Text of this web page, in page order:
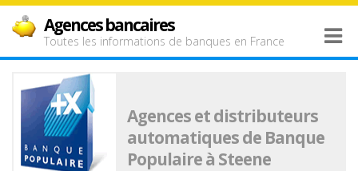
Agences bancaires
Toutes les informations de banques en France
Agences et distributeurs
automatiques de Banque
Populaire à Steene